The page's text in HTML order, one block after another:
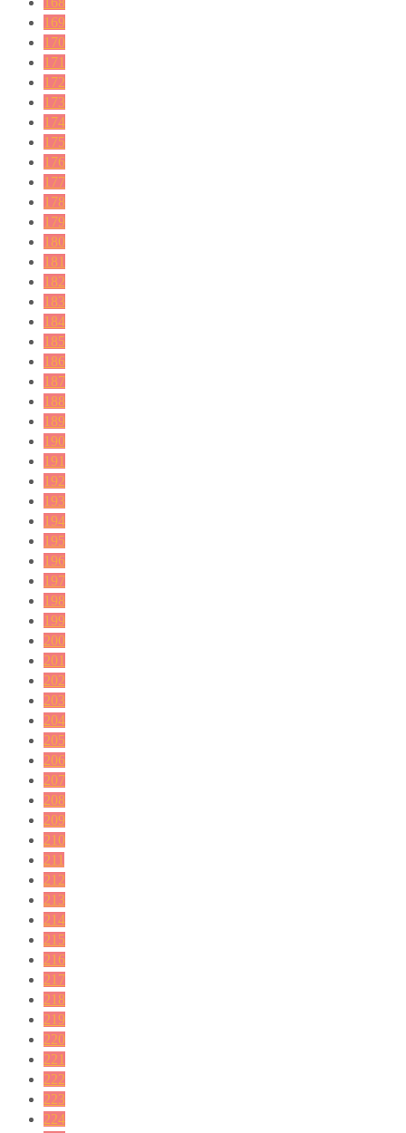
169
170
171
172
173
174
175
176
177
178
179
180
181
182
183
184
185
186
187
188
189
190
191
192
193
194
195
196
197
198
199
200
201
202
203
204
205
206
207
208
209
210
211
212
213
214
215
216
217
218
219
220
221
222
223
224